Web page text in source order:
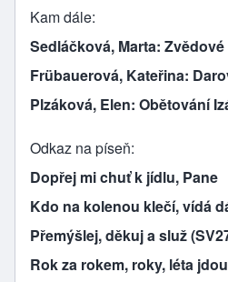
Kam dále
Sedláčková, Marta:
Frübauerová, Kateřina:
Plzáková, Elen: Obětování
Odkaz na píseň
Dopřej mi chuť k jídlu, Pane
Kdo na kolenou klečí, vídá
Přemýšlej, děkuj a služ
Rok za rokem, roky, léta jdou